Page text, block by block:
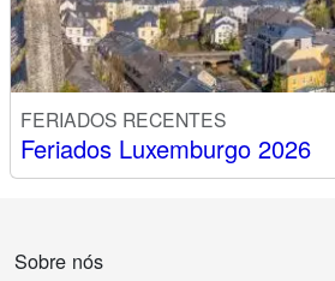
FERIADOS RECENTES
Feriados Luxemburgo 2026
Sobre nós